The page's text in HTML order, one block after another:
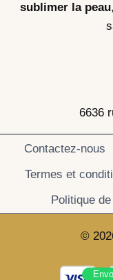
sublimer la peau
6636
Contactez-nous
Termes et
Politique
©